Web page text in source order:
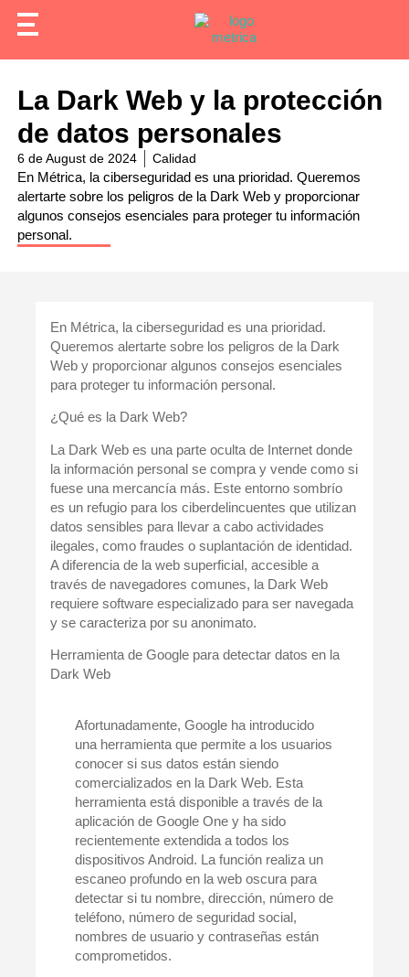
La Dark Web y la protección
de datos personales
6 de August de 2024 Calidad
En Métrica, la ciberseguridad es una prioridad. Queremos
alertarte sobre los peligros de la Dark Web y proporcionar
algunos consejos esenciales para proteger tu información
personal.
En Métrica, la ciberseguridad es una prioridad.
Queremos alertarte sobre los peligros de la Dark
Web y proporcionar algunos consejos esenciales
para proteger tu información personal.
¿Qué es la Dark Web?
La Dark Web es una parte oculta de Internet donde
la información personal se compra y vende como si
fuese una mercancía más. Este entorno sombrío
es un refugio para los ciberdelincuentes que utilizan
datos sensibles para llevar a cabo actividades
ilegales, como fraudes o suplantación de identidad.
A diferencia de la web superficial, accesible a
través de navegadores comunes, la Dark Web
requiere software especializado para ser navegada
y se caracteriza por su anonimato.
Herramienta de Google para detectar datos en la
Dark Web
Afortunadamente, Google ha introducido
una herramienta que permite a los usuarios
conocer si sus datos están siendo
comercializados en la Dark Web. Esta
herramienta está disponible a través de la
aplicación de Google One y ha sido
recientemente extendida a todos los
dispositivos Android. La función realiza un
escaneo profundo en la web oscura para
detectar si tu nombre, dirección, número de
teléfono, número de seguridad social,
nombres de usuario y contraseñas están
comprometidos.